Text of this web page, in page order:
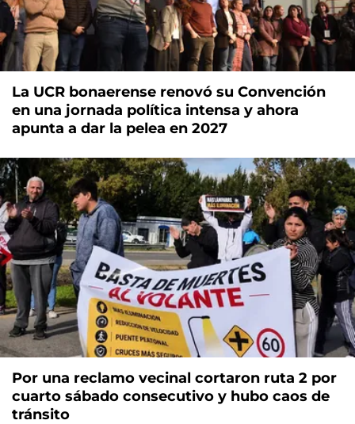
La UCR bonaerense renovó su Convención
en una jornada política intensa y ahora
apunta a dar la pelea en 2027
Por una reclamo vecinal cortaron ruta 2 por
cuarto sábado consecutivo y hubo caos de
tránsito